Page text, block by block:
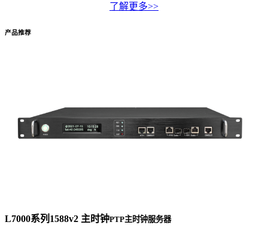
了解更多>>
产品推荐
L7000系列1588v2 主时钟PTP主时钟服务器